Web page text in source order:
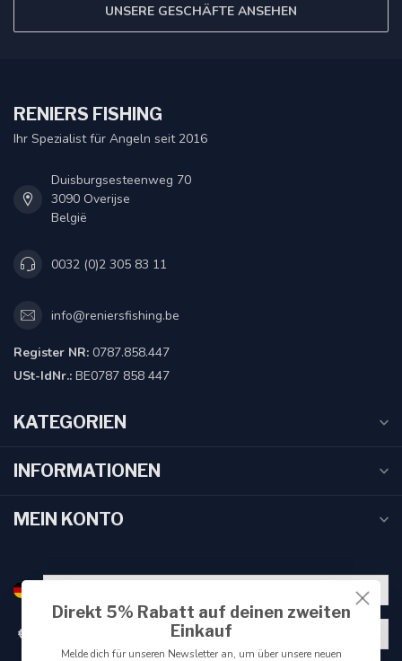
UNSERE GESCHÄFTE ANSEHEN
RENIERS FISHING
Ihr Spezialist für Angeln seit 2016
Duisburgsesteenweg 70
3090 Overijse
België
0032 (0)2 305 83 11
info@reniersfishing.be
Register NR: 0787.858.447
USt-IdNr.: BE0787 858 447
KATEGORIEN
INFORMATIONEN
MEIN KONTO
€
Direkt 5% Rabatt auf deinen zweiten
Einkauf
Melde dich für unseren Newsletter an, um über unsere neuen